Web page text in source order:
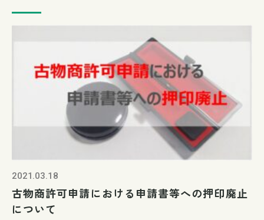
2021.03.18
古物商許可申請における申請書等への押印廃止
について